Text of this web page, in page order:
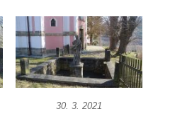
30. 3. 2021